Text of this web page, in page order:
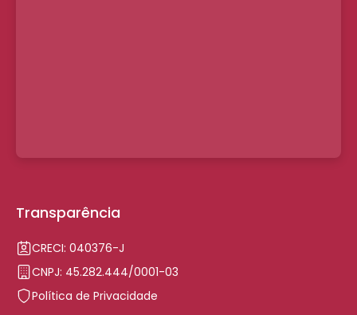
Transparência
CRECI: 040376-J
CNPJ: 45.282.444/0001-03
Política de Privacidade